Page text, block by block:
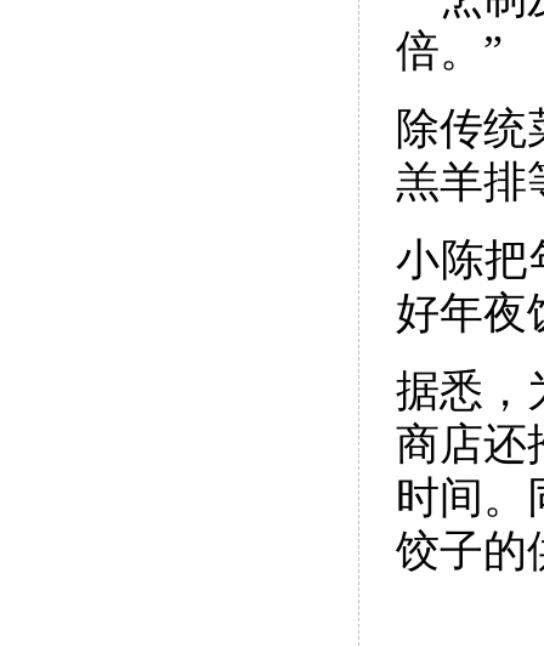
倍。”
除传
羔羊排
小陈把
好年夜
据悉，
商店还
时间。
饺子的